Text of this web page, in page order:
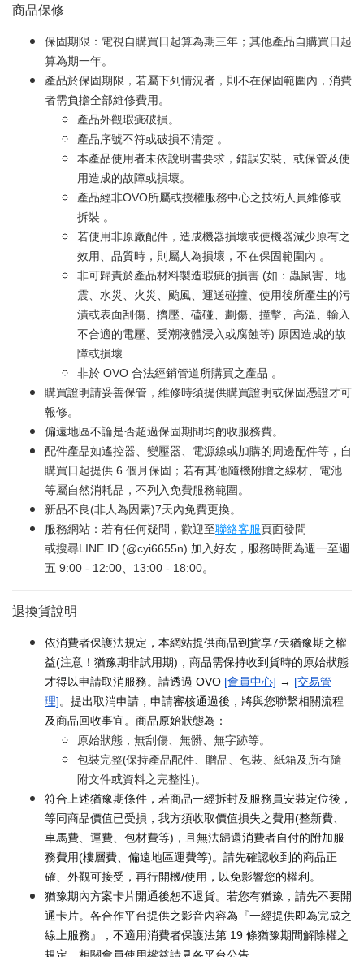
商品保修
保固期限：電視自購買日起算為期三年；其他產品自購買日起
算為期一年。
產品於保固期限，若屬下列情況者，則不在保固範圍內，消費
者需負擔全部維修費用。
產品外觀瑕疵破損。
產品序號不符或破損不清楚 。
本產品使用者未依說明書要求，錯誤安裝、或保管及使
用造成的故障或損壞。
產品經非OVO所屬或授權服務中心之技術人員維修或
拆裝 。
若使用非原廠配件，造成機器損壞或使機器減少原有之
效用、品質時，則屬人為損壞，不在保固範圍內 。
非可歸責於產品材料製造瑕疵的損害 (如：蟲鼠害、地
震、水災、火災、颱風、運送碰撞、使用後所產生的污
漬或表面刮傷、擠壓、磕碰、劃傷、撞擊、高溫、輸入
不合適的電壓、受潮液體浸入或腐蝕等) 原因造成的故
障或損壞
非於 OVO 合法經銷管道所購買之產品 。
購買證明請妥善保管，維修時須提供購買證明或保固憑證才可
報修。
偏遠地區不論是否超過保固期間均酌收服務費。
配件產品如遙控器、變壓器、電源線或加購的周邊配件等，自
購買日起提供 6 個月保固；若有其他隨機附贈之線材、電池
等屬自然消耗品，不列入免費服務範圍。
新品不良(非人為因素)7天內免費更換。
服務網站：若有任何疑問，歡迎至聯絡客服頁面發問
或搜尋LINE ID (@cyi6655n) 加入好友，服務時間為週一至週
五 9:00 - 12:00、13:00 - 18:00。
退換貨說明
依消費者保護法規定，本網站提供商品到貨享7天猶豫期之權
益(注意！猶豫期非試用期)，商品需保持收到貨時的原始狀態
才得以申請取消服務。請透過 OVO [會員中心] → [交易管
理]。提出取消申請，申請審核通過後，將與您聯繫相關流程
及商品回收事宜。商品原始狀態為：
原始狀態，無刮傷、無髒、無字跡等。
包裝完整(保持產品配件、贈品、包裝、紙箱及所有隨
附文件或資料之完整性)。
符合上述猶豫期條件，若商品一經拆封及服務員安裝定位後，
等同商品價值已受損，我方須收取價值損失之費用(整新費、
車馬費、運費、包材費等)，且無法歸還消費者自付的附加服
務費用(樓層費、偏遠地區運費等)。請先確認收到的商品正
確、外觀可接受，再行開機/使用，以免影響您的權利。
猶豫期內方案卡片開通後恕不退貨。若您有猶豫，請先不要開
通卡片。各合作平台提供之影音內容為『一經提供即為完成之
線上服務』，不適用消費者保護法第 19 條猶豫期間解除權之